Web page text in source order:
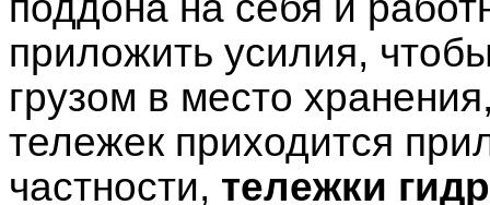
приложить усилия,
грузом в место
тележек приходится
частности, тележки